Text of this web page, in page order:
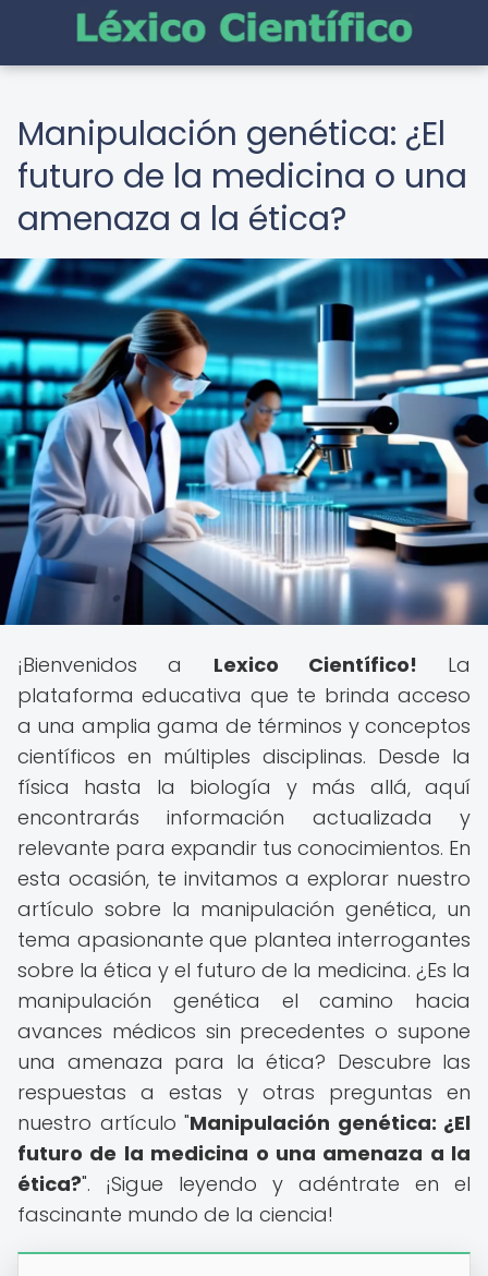
Manipulación genética: ¿El
futuro de la medicina o una
amenaza a la ética?
¡Bienvenidos a Lexico Científico! La
plataforma educativa que te brinda acceso
a una amplia gama de términos y conceptos
científicos en múltiples disciplinas. Desde la
física hasta la biología y más allá, aquí
encontrarás información actualizada y
relevante para expandir tus conocimientos. En
esta ocasión, te invitamos a explorar nuestro
artículo sobre la manipulación genética, un
tema apasionante que plantea interrogantes
sobre la ética y el futuro de la medicina. ¿Es la
manipulación genética el camino hacia
avances médicos sin precedentes o supone
una amenaza para la ética? Descubre las
respuestas a estas y otras preguntas en
nuestro artículo "Manipulación genética: ¿El
futuro de la medicina o una amenaza a la
ética?". ¡Sigue leyendo y adéntrate en el
fascinante mundo de la ciencia!